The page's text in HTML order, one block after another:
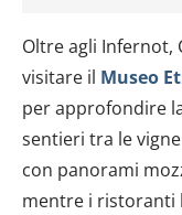
Oltre agli Infernot,
visitare il Museo
per approfondire
sentieri tra le
con panorami
mentre i ristoranti